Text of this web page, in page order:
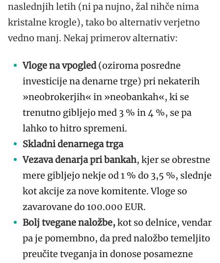
naslednjih letih (ni pa nujno, žal nihče nima
kristalne krogle), tako bo alternativ verjetno
vedno manj. Nekaj primerov alternativ:
Vloge na vpogled(oziroma posredne
investicije na denarne trge) pri nekaterih
»neobrokerjih« in »neobankah«, ki se
trenutno gibljejo med 3 % in 4 %, se pa
lahko to hitro spremeni.
Skladni denarnega trga
Vezava denarja pri bankah, kjer se obrestne
mere gibljejo nekje od 1 % do 3,5 %, slednje
kot akcije za nove komitente. Vloge so
zavarovane do 100.000 EUR.
Bolj tvegane naložbe,kot so delnice, vendar
pa je pomembno, da pred naložbo temeljito
preučite tveganja in donose posamezne